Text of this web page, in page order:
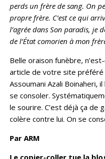
perds un frère de sang. On
propre frère. C’est ce qui
l’agrée dans Son paradis, je
de l’État comorien à mon
Belle oraison funèbre,
article de votre site préféré
Assoumani Azali Boinaheri,
se consoler.
le sourire. C’est déjà ça de
colère contre lui. On se
Par ARM